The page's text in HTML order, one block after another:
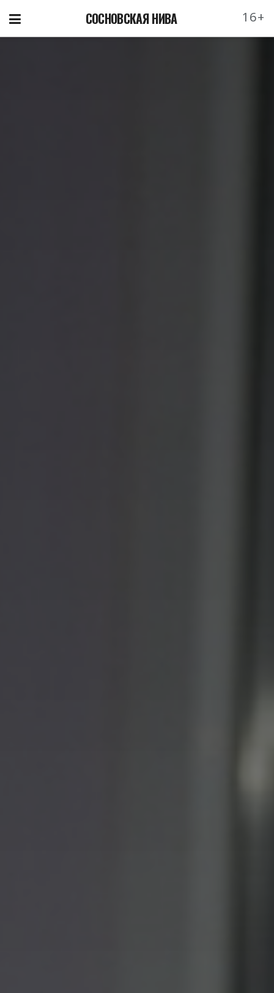
СОСНОВСКАЯ НИВА 16+